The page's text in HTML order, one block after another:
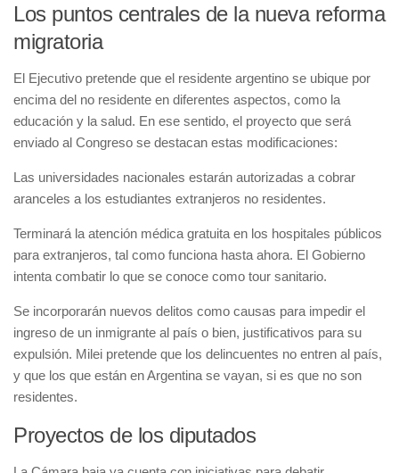
Los puntos centrales de la nueva reforma
migratoria
El Ejecutivo pretende que el residente argentino se ubique por
encima del no residente en diferentes aspectos, como la
educación y la salud. En ese sentido, el proyecto que será
enviado al Congreso se destacan estas modificaciones:
Las universidades nacionales estarán autorizadas a cobrar
aranceles a los estudiantes extranjeros no residentes.
Terminará la atención médica gratuita en los hospitales públicos
para extranjeros, tal como funciona hasta ahora. El Gobierno
intenta combatir lo que se conoce como tour sanitario.
Se incorporarán nuevos delitos como causas para impedir el
ingreso de un inmigrante al país o bien, justificativos para su
expulsión. Milei pretende que los delincuentes no entren al país,
y que los que están en Argentina se vayan, si es que no son
residentes.
Proyectos de los diputados